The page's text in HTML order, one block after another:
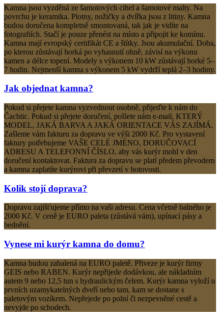
Kamna jsou vyzděná ze šamotových cihel a šamotové malty. Na
povrchu je keramika. Plotny, nožičky a dvířka jsou z litiny. Kamna
budou doručena kompletně smontovaná, tak jak je vidíte na
fotografiích. Stačí je pouze přenést na místo a připojit ke komínu.
Kamna mají evropský certifikát CE a štítky. Jsou akumulační. Doba,
po kterou zůstávají horká po vyhasnutí ohně, závisí na výkonu
kamen a délce topení. Modely s výkonem 10 kW zůstávají horké 5–
7 hodin. Nejmenší kamna s výkonem 5 kW vydrží teplá 2–3 hodiny.
Jak objednat kamna?
Pokud si přejete kamna vyzvednout osobně, přijeďte k nám do
Čachtic. Pokud si přejete doručení, pošlete nám e-mail, KTERÝ
MODEL, JAKÁ BARVA A JAKÁ ORIENTACE VÁS ZAJÍMÁ.
Zašleme vám fakturu za dopravu ve výši 2000 Kč. Pro vystavení
faktury potřebujeme VAŠE CELÉ JMÉNO, DORUČOVACÍ
ADRESU A TELEFONNÍ ČÍSLO, aby vás kurýr mohl v den
doručení kontaktovat. Faktura za dopravu se platí předem převodem
a kamna zaplatíte kurýrovi při převzetí v hotovosti.
Kolik stojí doprava?
Dopravu zajišťujeme přímo na vaši adresu. Cena včetně balného je
2000 Kč. V ceně je EURO paleta (zůstává vám), upínací pásy a
bednění.
Vynese mi kurýr kamna do domu?
Kamna budou zabalená na EURO paletě. Přiveze je kurýr firmy
GEIS nebo RABEN. Kurýr nepřijede dodávkou, ale nákladním
autem 9 nebo 12,5 tun s hydraulickým čelem. Kurýr kamna vyloží u
prvních uzamykatelných dveří nebo tam, kam se dostane s
paletovým vozíkem. Nepřejede po polní či nezpevněné cestě a
nevyjde po schodech.